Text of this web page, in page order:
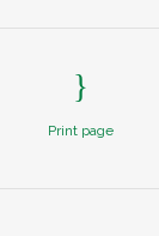
Print page